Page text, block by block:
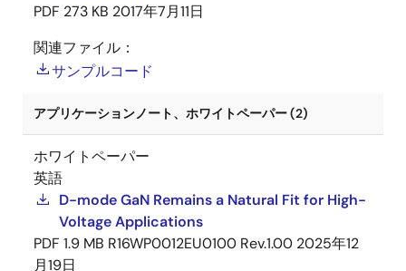
PDF 273 KB 2017年7月11日
関連ファイル：
サンプルコード
アプリケーションノート、ホワイトペーパー (2)
ホワイトペーパー
英語
D-mode GaN Remains a Natural Fit for High-
Voltage Applications
PDF 1.9 MB R16WP0012EU0100 Rev.1.00 2025年12
月19日